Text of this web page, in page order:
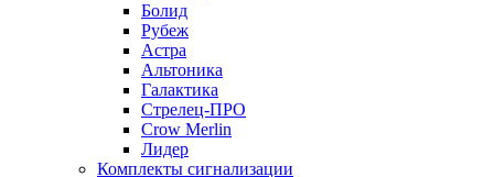
Болид
Рубеж
Астра
Альтоника
Галактика
Стрелец-ПРО
Crow Merlin
Лидер
Комплекты сигнализации